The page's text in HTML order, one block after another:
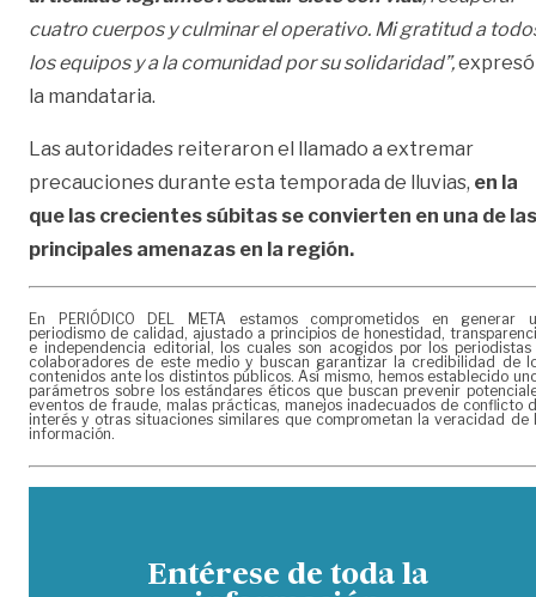
cuatro cuerpos y culminar el operativo. Mi gratitud a
los equipos y a la comunidad por su solidaridad”,expresó
la mandataria.
Las autoridades reiteraron el llamado a extremar
precauciones durante esta temporada de lluvias, en la
que las crecientes súbitas se convierten en una de las
principales amenazas en la región.
En PERIÓDICO DEL META estamos comprometidos en generar
periodismo de calidad, ajustado a principios de honestidad,
e independencia editorial, los cuales son acogidos por los periodistas
colaboradores de este medio y buscan garantizar la credibilidad de
contenidos ante los distintos públicos. Así mismo, hemos establecido
parámetros sobre los estándares éticos que buscan prevenir
eventos de fraude, malas prácticas, manejos inadecuados de conflicto
interés y otras situaciones similares que comprometan la veracidad de
información.
Entérese de toda la